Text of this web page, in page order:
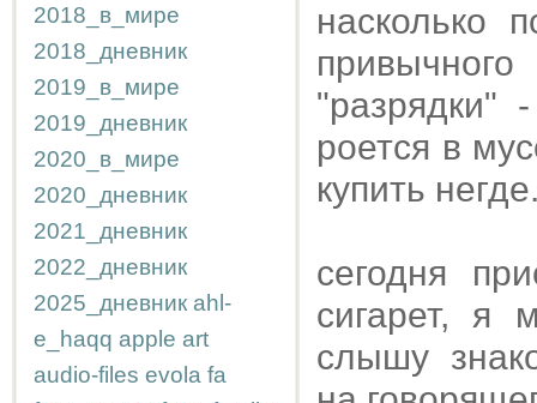
2018_в_мире
2018_дневник
2019_в_мире
2019_дневник
2020_в_мире
2020_дневник
2021_дневник
2022_дневник
2025_дневник ahl-
e_haqq apple art
audio-files evola fa
насколько
"разрядки"
роется в
купить
сегодня
сигарет, я
слышу